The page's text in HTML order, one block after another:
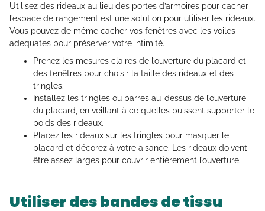
Utilisez des rideaux au lieu des portes d’armoires pour cacher
l’espace de rangement est une solution pour utiliser les rideaux.
Vous pouvez de même cacher vos fenêtres avec les voiles
adéquates pour préserver votre intimité.
Prenez les mesures claires de l’ouverture du placard et
des fenêtres pour choisir la taille des rideaux et des
tringles.
Installez les tringles ou barres au-dessus de l’ouverture
du placard, en veillant à ce qu’elles puissent supporter le
poids des rideaux.
Placez les rideaux sur les tringles pour masquer le
placard et décorez à votre aisance. Les rideaux doivent
être assez larges pour couvrir entièrement l’ouverture.
Utiliser des bandes de tissu